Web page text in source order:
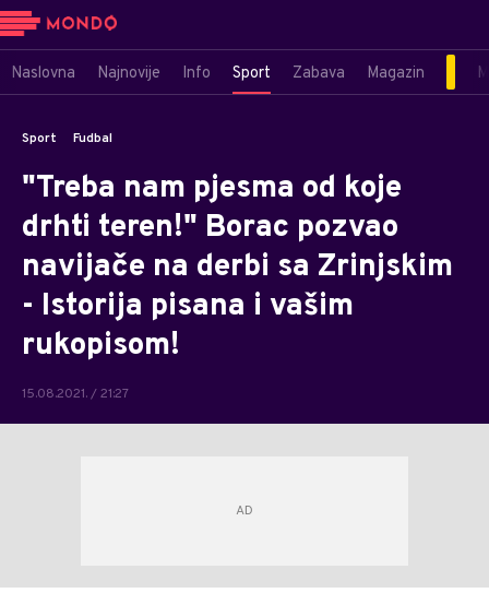
Naslovna Najnovije Info Sport Zabava Magazin
Sport Fudbal
"Treba nam pjesma od koje
drhti teren!" Borac pozvao
navijače na derbi sa Zrinjskim
- Istorija pisana i vašim
rukopisom!
15.08.2021. / 21:27